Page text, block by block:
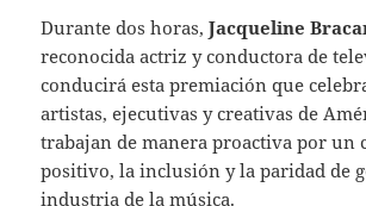
Durante dos horas,Jacqueline
reconocida actriz y conductora de
conducirá esta premiación que
artistas, ejecutivas y creativas de
trabajan de manera proactiva por un
positivo, la inclusión y la paridad de
industria de la música.